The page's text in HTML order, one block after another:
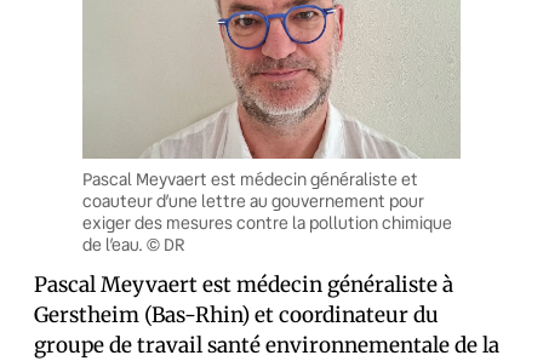
Pascal Meyvaert est médecin généraliste et
coauteur d’une lettre au gouvernement pour
exiger des mesures contre la pollution chimique
de l’eau. © DR
Pascal Meyvaert est médecin généraliste à
Gerstheim (Bas-Rhin) et coordinateur du
groupe de travail santé environnementale de la